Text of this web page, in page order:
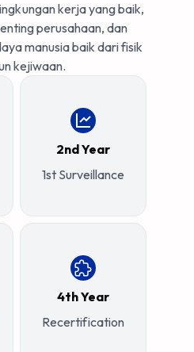
kerja yang baik,
perusahaan, dan
manusia baik dari fisik
kejiwaan.
2nd Year
1st Surveillance
4th Year
Recertification